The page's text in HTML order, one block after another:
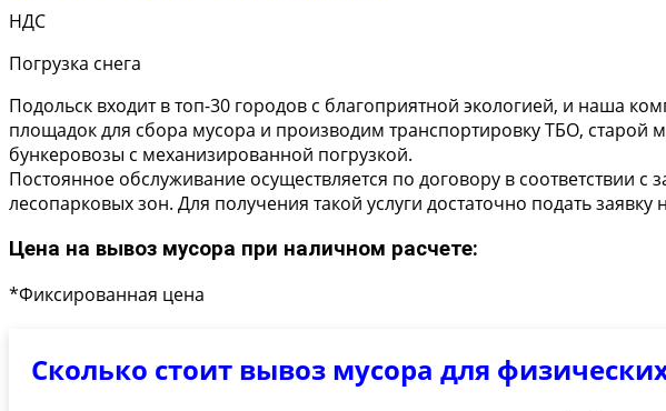
НДС
Погрузка снега
Подольск входит в топ-30 городов с благоприятной экологией, и наша
площадок для сбора мусора и производим транспортировку ТБО, старой
бункеровозы с механизированной погрузкой.
Постоянное обслуживание осуществляется по договору в
лесопарковых зон. Для получения такой услуги достаточно подать
Цена на вывоз мусора при наличном расчете:
*Фиксированная цена
Сколько стоит вывоз мусора для